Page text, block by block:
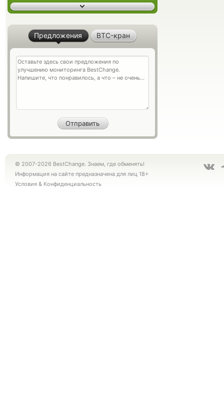
Предложения BTC-кран
© 2007-2026 BestChange. Знаем, где обменять!
Информация на сайте предназначена для лиц 18+
Условия & Конфиденциальность